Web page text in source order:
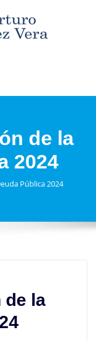
de la
2024
Pública 2024
de la